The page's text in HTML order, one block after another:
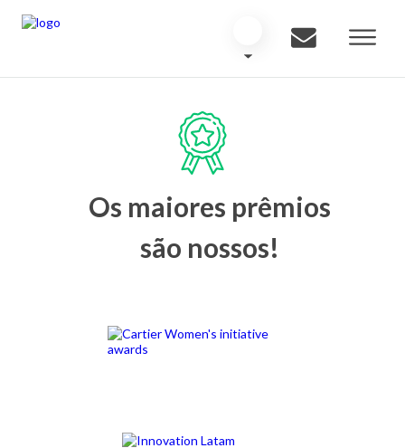
Os maiores prêmios
são nossos!